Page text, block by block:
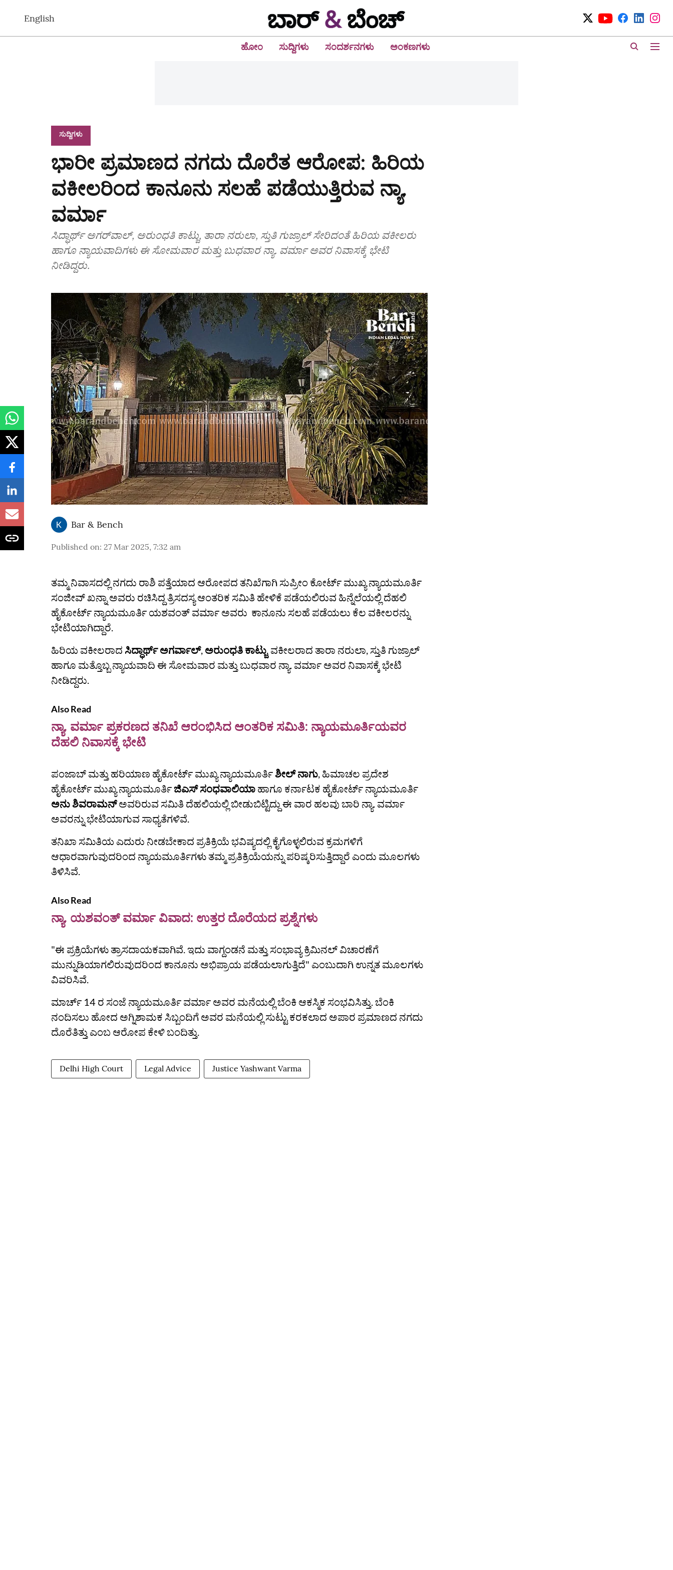
English
ಹೋಂ ಸುದ್ದಿಗಳು ಸಂದರ್ಶನಗಳು ಅಂಕಣಗಳು
ಸುದ್ದಿಗಳು
ಭಾರೀ ಪ್ರಮಾಣದ ನಗದು ದೊರೆತ ಆರೋಪ: ಹಿರಿಯ
ವಕೀಲರಿಂದ ಕಾನೂನು ಸಲಹೆ ಪಡೆಯುತ್ತಿರುವ ನ್ಯಾ.
ವರ್ಮಾ
ಸಿದ್ಧಾರ್ಥ್ ಅಗರ್‌ವಾಲ್‌, ಅರುಂಧತಿ ಕಾಟ್ಜು, ತಾರಾ ನರುಲಾ, ಸ್ತುತಿ ಗುಜ್ರಾಲ್ ಸೇರಿದಂತೆ ಹಿರಿಯ ವಕೀಲರು
ಹಾಗೂ ನ್ಯಾಯವಾದಿಗಳು ಈ ಸೋಮವಾರ ಮತ್ತು ಬುಧವಾರ ನ್ಯಾ. ವರ್ಮಾ ಅವರ ನಿವಾಸಕ್ಕೆ ಭೇಟಿ
ನೀಡಿದ್ದರು.
Bar & Bench
Published on: 27 Mar 2025, 7:32 am
ತಮ್ಮ ನಿವಾಸದಲ್ಲಿ ನಗದು ರಾಶಿ ಪತ್ತೆಯಾದ ಆರೋಪದ ತನಿಖೆಗಾಗಿ ಸುಪ್ರೀಂ ಕೋರ್ಟ್‌ ಮುಖ್ಯ ನ್ಯಾಯಮೂರ್ತಿ
ಸಂಜೀವ್ ಖನ್ನಾ ಅವರು ರಚಿಸಿದ್ದ ತ್ರಿಸದಸ್ಯ ಆಂತರಿಕ ಸಮಿತಿ ಹೇಳಿಕೆ ಪಡೆಯಲಿರುವ ಹಿನ್ನೆಲೆಯಲ್ಲಿ ದೆಹಲಿ
ಹೈಕೋರ್ಟ್ ನ್ಯಾಯಮೂರ್ತಿ ಯಶವಂತ್ ವರ್ಮಾ ಅವರು ಕಾನೂನು ಸಲಹೆ ಪಡೆಯಲು ಕೆಲ ವಕೀಲರನ್ನು
ಭೇಟಿಯಾಗಿದ್ದಾರೆ.
ಹಿರಿಯ ವಕೀಲರಾದ ಸಿದ್ಧಾರ್ಥ್ ಅಗರ್ವಾಲ್, ಅರುಂಧತಿ ಕಾಟ್ಜು, ವಕೀಲರಾದ ತಾರಾ ನರುಲಾ, ಸ್ತುತಿ ಗುಜ್ರಾಲ್
ಹಾಗೂ ಮತ್ತೊಬ್ಬ ನ್ಯಾಯವಾದಿ ಈ ಸೋಮವಾರ ಮತ್ತು ಬುಧವಾರ ನ್ಯಾ. ವರ್ಮಾ ಅವರ ನಿವಾಸಕ್ಕೆ ಭೇಟಿ
ನೀಡಿದ್ದರು.
Also Read
ನ್ಯಾ. ವರ್ಮಾ ಪ್ರಕರಣದ ತನಿಖೆ ಆರಂಭಿಸಿದ ಆಂತರಿಕ ಸಮಿತಿ: ನ್ಯಾಯಮೂರ್ತಿಯವರ
ದೆಹಲಿ ನಿವಾಸಕ್ಕೆ ಭೇಟಿ
ಪಂಜಾಬ್ ಮತ್ತು ಹರಿಯಾಣ ಹೈಕೋರ್ಟ್‌ ಮುಖ್ಯ ನ್ಯಾಯಮೂರ್ತಿ ಶೀಲ್ ನಾಗು, ಹಿಮಾಚಲ ಪ್ರದೇಶ
ಹೈಕೋರ್ಟ್‌ ಮುಖ್ಯ ನ್ಯಾಯಮೂರ್ತಿಜಿಎಸ್ ಸಂಧವಾಲಿಯಾ ಹಾಗೂ ಕರ್ನಾಟಕ ಹೈಕೋರ್ಟ್‌ ನ್ಯಾಯಮೂರ್ತಿ
ಅನು ಶಿವರಾಮನ್‌ಅವರಿರುವ ಸಮಿತಿ ದೆಹಲಿಯಲ್ಲಿ ಬೀಡುಬಿಟ್ಟಿದ್ದು ಈ ವಾರ ಹಲವು ಬಾರಿ ನ್ಯಾ. ವರ್ಮಾ
ಅವರನ್ನು ಭೇಟಿಯಾಗುವ ಸಾಧ್ಯತೆಗಳಿವೆ.
ತನಿಖಾ ಸಮಿತಿಯ ಎದುರು ನೀಡಬೇಕಾದ ಪ್ರತಿಕ್ರಿಯೆ ಭವಿಷ್ಯದಲ್ಲಿ ಕೈಗೊಳ್ಳಲಿರುವ ಕ್ರಮಗಳಿಗೆ
ಆಧಾರವಾಗುವುದರಿಂದ ನ್ಯಾಯಮೂರ್ತಿಗಳು ತಮ್ಮ ಪ್ರತಿಕ್ರಿಯೆಯನ್ನು ಪರಿಷ್ಕರಿಸುತ್ತಿದ್ದಾರೆ ಎಂದು ಮೂಲಗಳು
ತಿಳಿಸಿವೆ.
Also Read
ನ್ಯಾ. ಯಶವಂತ್ ವರ್ಮಾ ವಿವಾದ: ಉತ್ತರ ದೊರೆಯದ ಪ್ರಶ್ನೆಗಳು
"ಈ ಪ್ರಕ್ರಿಯೆಗಳು ತ್ರಾಸದಾಯಕವಾಗಿವೆ. ಇದು ವಾಗ್ದಂಡನೆ ಮತ್ತು ಸಂಭಾವ್ಯ ಕ್ರಿಮಿನಲ್ ವಿಚಾರಣೆಗೆ
ಮುನ್ನುಡಿಯಾಗಲಿರುವುದರಿಂದ ಕಾನೂನು ಅಭಿಪ್ರಾಯ ಪಡೆಯಲಾಗುತ್ತಿದೆ" ಎಂಬುದಾಗಿ ಉನ್ನತ ಮೂಲಗಳು
ವಿವರಿಸಿವೆ.
ಮಾರ್ಚ್ 14 ರ ಸಂಜೆ ನ್ಯಾಯಮೂರ್ತಿ ವರ್ಮಾ ಅವರ ಮನೆಯಲ್ಲಿ ಬೆಂಕಿ ಆಕಸ್ಮಿಕ ಸಂಭವಿಸಿತ್ತು. ಬೆಂಕಿ
ನಂದಿಸಲು ಹೋದ ಅಗ್ನಿಶಾಮಕ ಸಿಬ್ಬಂದಿಗೆ ಅವರ ಮನೆಯಲ್ಲಿ ಸುಟ್ಟು ಕರಕಲಾದ ಅಪಾರ ಪ್ರಮಾಣದ ನಗದು
ದೊರೆತಿತ್ತು ಎಂಬ ಆರೋಪ ಕೇಳಿ ಬಂದಿತ್ತು.
Delhi High Court Legal Advice Justice Yashwant Varma